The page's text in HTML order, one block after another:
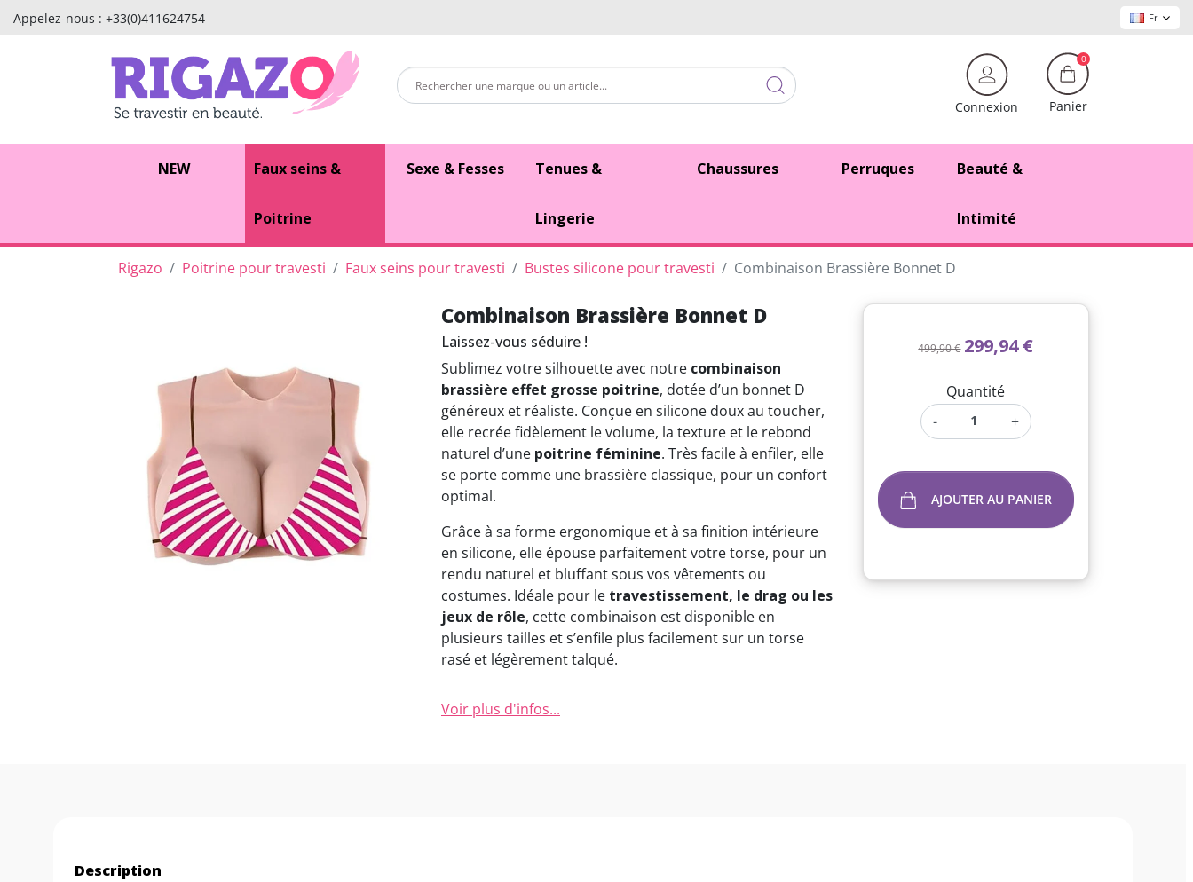
Appelez-nous : +33(0)411624754 Fr
Connexion
0
Panier
NEW Faux seins &
Poitrine
Sexe & Fesses Tenues &
Lingerie
Chaussures Perruques Beauté &
Intimité
Rigazo Poitrine pour travesti Faux seins pour travesti Bustes silicone pour travesti Combinaison Brassière Bonnet D
Combinaison Brassière Bonnet D
Laissez-vous séduire !
Sublimez votre silhouette avec notre combinaison
brassière effet grosse poitrine, dotée d’un bonnet D
généreux et réaliste. Conçue en silicone doux au toucher,
elle recrée fidèlement le volume, la texture et le rebond
naturel d’une poitrine féminine. Très facile à enfiler, elle
se porte comme une brassière classique, pour un confort
optimal.
Grâce à sa forme ergonomique et à sa finition intérieure
en silicone, elle épouse parfaitement votre torse, pour un
rendu naturel et bluffant sous vos vêtements ou
costumes. Idéale pour le travestissement, le drag ou les
jeux de rôle, cette combinaison est disponible en
plusieurs tailles et s’enfile plus facilement sur un torse
rasé et légèrement talqué.
Voir plus d'infos...
499,90 € 299,94 €
Quantité
-
+
AJOUTER AU PANIER
Description